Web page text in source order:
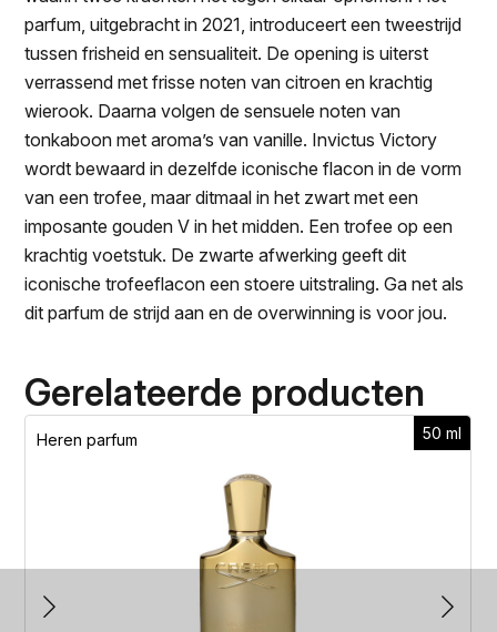
parfum, uitgebracht in 2021, introduceert een tweestrijd
tussen frisheid en sensualiteit. De opening is uiterst
verrassend met frisse noten van citroen en krachtig
wierook. Daarna volgen de sensuele noten van
tonkaboon met aroma’s van vanille. Invictus Victory
wordt bewaard in dezelfde iconische flacon in de vorm
van een trofee, maar ditmaal in het zwart met een
imposante gouden V in het midden. Een trofee op een
krachtig voetstuk. De zwarte afwerking geeft dit
iconische trofeeflacon een stoere uitstraling. Ga net als
dit parfum de strijd aan en de overwinning is voor jou.
Gerelateerde producten
50 ml
Heren parfum